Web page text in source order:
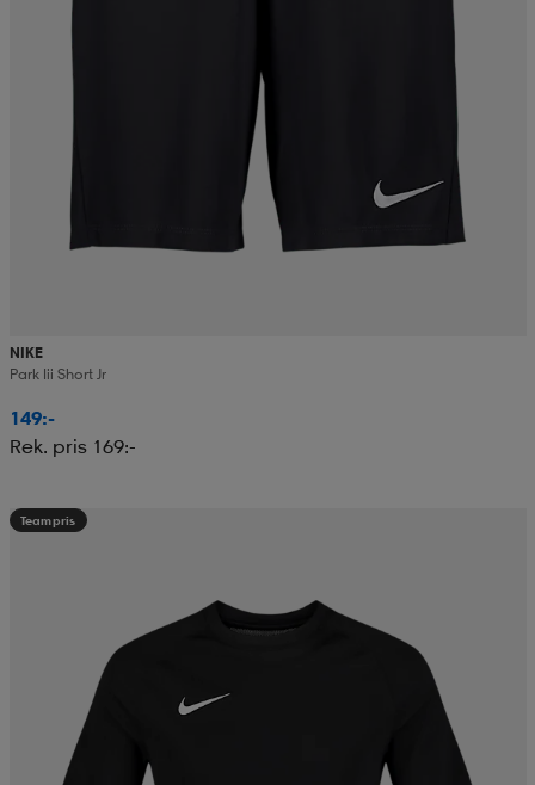
NIKE
Park Iii Short Jr
149:-
Rek. pris 169:-
Teampris